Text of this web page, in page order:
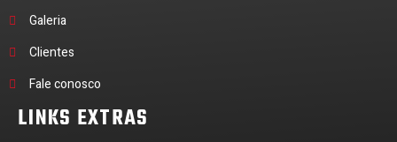
Galeria
Clientes
Fale conosco
LINKS EXTRAS